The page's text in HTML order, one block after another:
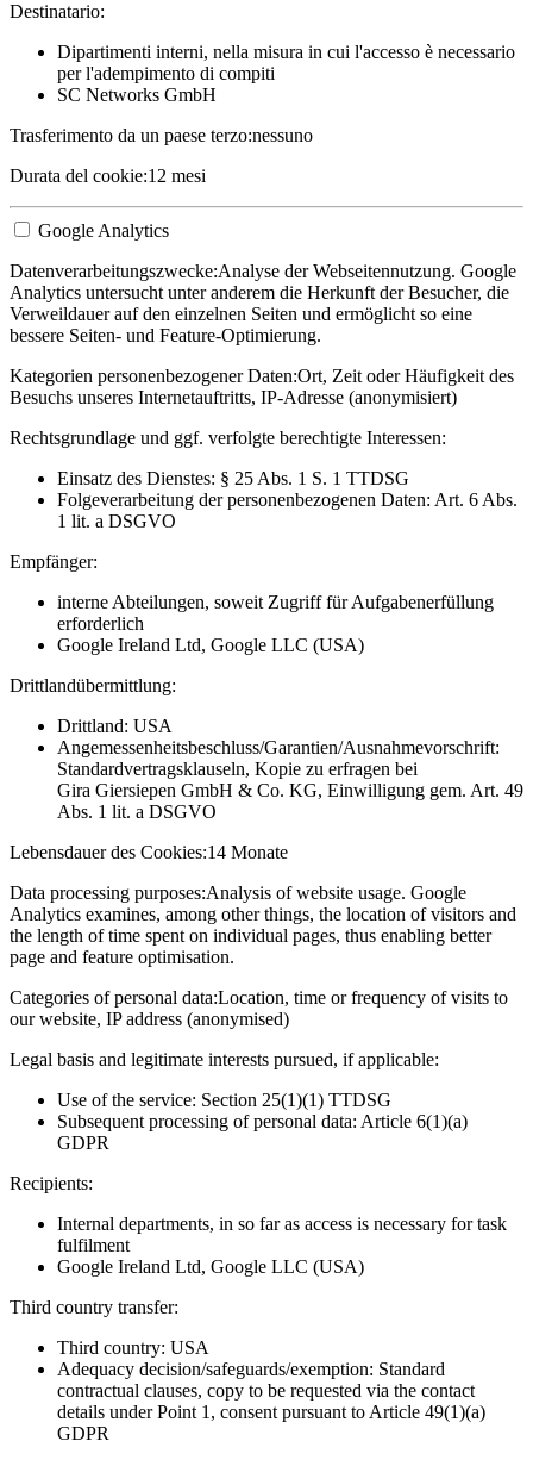
Destinatario:
Dipartimenti interni, nella misura in cui l'accesso è necessario
per l'adempimento di compiti
SC Networks GmbH
Trasferimento da un paese terzo:nessuno
Durata del cookie:12 mesi
Google Analytics
Datenverarbeitungszwecke:Analyse der Webseitennutzung. Google
Analytics untersucht unter anderem die Herkunft der Besucher, die
Verweildauer auf den einzelnen Seiten und ermöglicht so eine
bessere Seiten- und Feature-Optimierung.
Kategorien personenbezogener Daten:Ort, Zeit oder Häufigkeit des
Besuchs unseres Internetauftritts, IP-Adresse (anonymisiert)
Rechtsgrundlage und ggf. verfolgte berechtigte Interessen:
Einsatz des Dienstes: § 25 Abs. 1 S. 1 TTDSG
Folgeverarbeitung der personenbezogenen Daten: Art. 6 Abs.
1 lit. a DSGVO
Empfänger:
interne Abteilungen, soweit Zugriff für Aufgabenerfüllung
erforderlich
Google Ireland Ltd, Google LLC (USA)
Drittlandübermittlung:
Drittland: USA
Angemessenheitsbeschluss/Garantien/Ausnahmevorschrift:
Standardvertragsklauseln, Kopie zu erfragen bei
Gira Giersiepen GmbH & Co. KG, Einwilligung gem. Art. 49
Abs. 1 lit. a DSGVO
Lebensdauer des Cookies:14 Monate
Data processing purposes:Analysis of website usage. Google
Analytics examines, among other things, the location of visitors and
the length of time spent on individual pages, thus enabling better
page and feature optimisation.
Categories of personal data:Location, time or frequency of visits to
our website, IP address (anonymised)
Legal basis and legitimate interests pursued, if applicable:
Use of the service: Section 25(1)(1) TTDSG
Subsequent processing of personal data: Article 6(1)(a)
GDPR
Recipients:
Internal departments, in so far as access is necessary for task
fulfilment
Google Ireland Ltd, Google LLC (USA)
Third country transfer:
Third country: USA
Adequacy decision/safeguards/exemption: Standard
contractual clauses, copy to be requested via the contact
details under Point 1, consent pursuant to Article 49(1)(a)
GDPR